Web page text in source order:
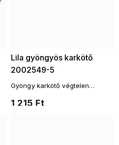
Lila gyöngyös karkötő
2002549-5
1 215 Ft
Gyöngy karkötő végtelen